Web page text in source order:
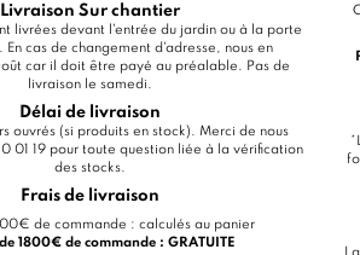
Livraison Sur chantier
livrées devant l'entrée du jardin ou à la porte
cas de changement d'adresse, nous en
car il doit être payé au préalable. Pas de
livraison le samedi.
Délai de livraison
ouvrés (si produits en stock). Merci de nous
01 19 pour toute question liée à la vérification
des stocks.
Frais de livraison
de commande : calculés au panier
1800€ de commande : GRATUITE